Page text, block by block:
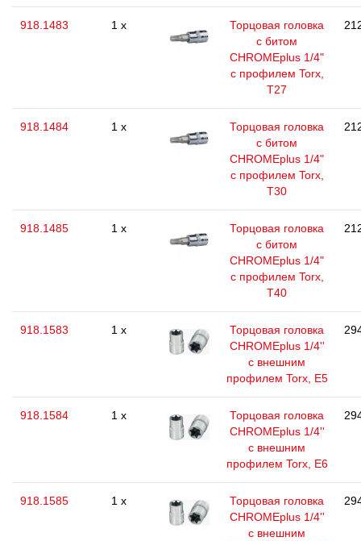
918.1483 1 x
Торцовая головка
с битом
CHROMEplus 1/4"
с профилем Torx,
T27
918.1484 1 x
Торцовая головка
с битом
CHROMEplus 1/4"
с профилем Torx,
T30
918.1485 1 x
Торцовая головка
с битом
CHROMEplus 1/4"
с профилем Torx,
T40
918.1583 1 x
Торцовая головка
CHROMEplus 1/4''
с внешним
профилем Torx, E5
918.1584 1 x
Торцовая головка
CHROMEplus 1/4''
с внешним
профилем Torx, E6
918.1585 1 x
Торцовая головка
CHROMEplus 1/4''
с внешним